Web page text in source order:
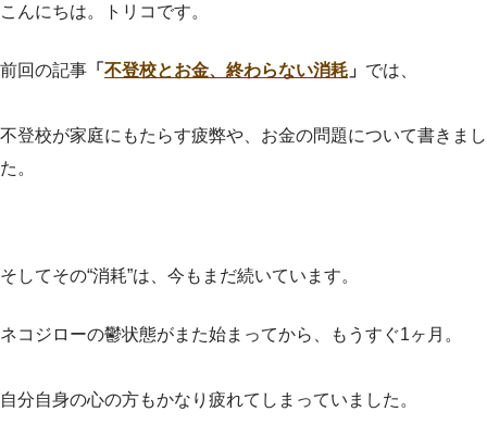
こんにちは。トリコです。
前回の記事 「 不登校とお金、終わらない消耗 」 では、
不登校が家庭にもたらす疲弊や、お金の問題について書きまし
た。
そしてその“消耗”は、今もまだ続いています。
ネコジローの鬱状態がまた始まってから、もうすぐ1ヶ月。
自分自身の心の方もかなり疲れてしまっていました。